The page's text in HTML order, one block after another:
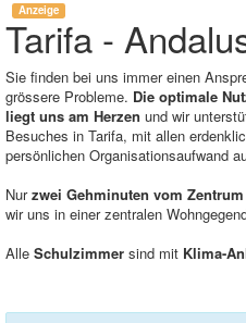
Anzeige
Tarifa -
Sie finden bei uns immer einen
grössere Probleme. Die optimale
liegt uns am Herzen und wir
Besuches in Tarifa, mit allen
persönlichen Organisationsaufwand
Nurzwei Gehminuten vom
wir uns in einer zentralen
Alle Schulzimmer sind mit Klima-